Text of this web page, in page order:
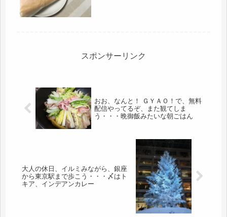
スポンサーリンク
おお、なんと！ ＧＹＡＯ！で、無料
配信やってるぞ、また観てしま
う・・・晩御飯みたいな朝ごはん
大人の休日、イルミみながら、銀座
から東京駅まで歩こう・・・〆はト
キア、インデアンカレー